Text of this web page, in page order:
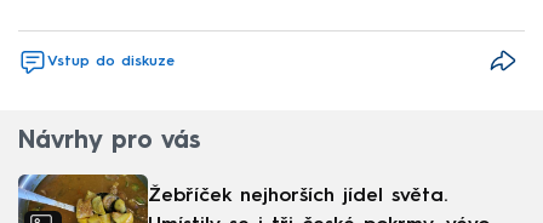
Vstup do diskuze
Návrhy pro vás
Žebříček nejhorších jídel světa.